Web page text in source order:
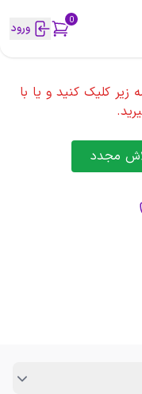
0 ورود
کلیک کنید و یا با
مجدد